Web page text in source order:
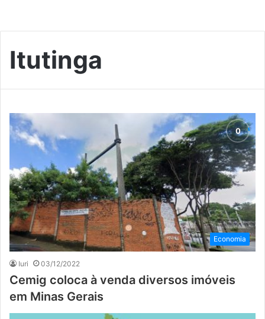
Itutinga
Economia
Iuri 03/12/2022
Cemig coloca à venda diversos imóveis
em Minas Gerais